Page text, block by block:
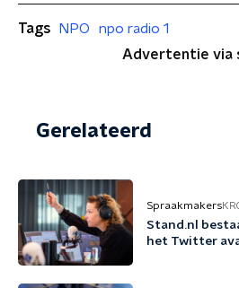
Tags NPO
npo radio 1
Advertentie via
Gerelateerd
Spraakmakers
Stand.nl
het Twitter